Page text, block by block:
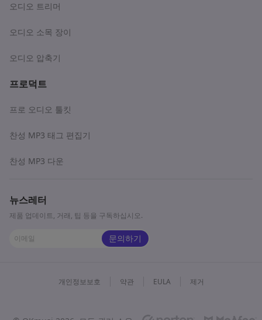
오디오 트리머
오디오 소목 장이
오디오 압축기
프로덕트
프로 오디오 툴킷
찬성 MP3 태그 편집기
찬성 MP3 다운
뉴스레터
제품 업데이트, 거래, 팁 등을 구독하십시오.
문의하기
개인정보보호 약관 EULA 제거